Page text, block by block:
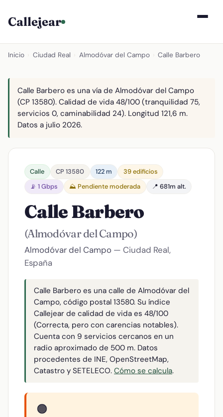
Callejear
Inicio Ciudad Real Almodóvar del Campo Calle Barbero
Calle Barbero es una vía de Almodóvar del Campo
(CP 13580). Calidad de vida 48/100 (tranquilidad 75,
servicios 0, caminabilidad 24). Longitud 121,6 m.
Datos a julio 2026.
Calle CP 13580 122 m
39 edificios
📡 1 Gbps
⛰️ Pendiente moderada 📍 681m alt.
Calle Barbero
(Almodóvar del Campo)
Almodóvar del Campo — Ciudad Real,
España
Calle Barbero es una calle de Almodóvar del
Campo, código postal 13580. Su índice
Callejear de calidad de vida es 48/100
(Correcta, pero con carencias notables).
Cuenta con 9 servicios cercanos en un
radio aproximado de 500 m. Datos
procedentes de INE, OpenStreetMap,
Catastro y SETELECO. Cómo se calcula.
🟠